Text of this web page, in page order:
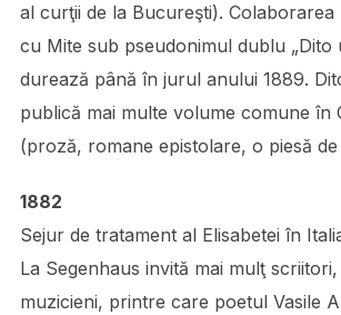
al curţii de la Bucureşti). Colaborarea
cu Mite sub pseudonimul dublu „Dito
durează până în jurul anului 1889.
publică mai multe volume comune în
(proză, romane epistolare, o piesă
1882
Sejur de tratament al Elisabetei în
La Segenhaus invită mai mulţ scriitori,
muzicieni, printre care poetul Vasile